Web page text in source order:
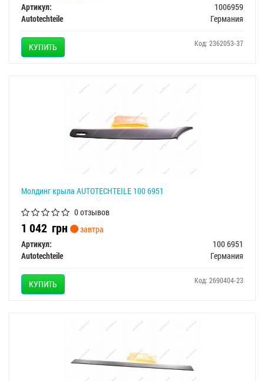
Артикул:
1006959
Autotechteile
Германия
КУПИТЬ Код: 2362053-37
Молдинг крыла AUTOTECHTEILE 100 6951
0 отзывов
1 042 грн
завтра
Артикул:
100 6951
Autotechteile
Германия
КУПИТЬ Код: 2690404-23